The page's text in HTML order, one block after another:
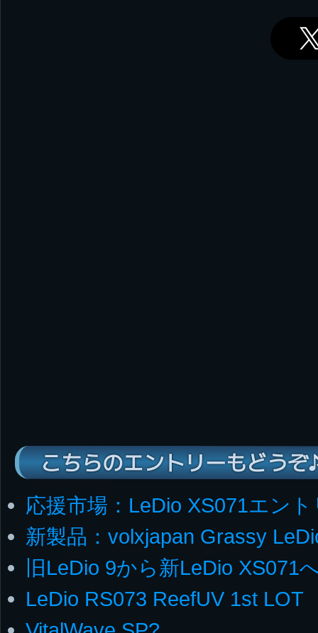
こちらのエントリーもどうぞ
応援市場：LeDio XS071エン
新製品：volxjapan Grassy
旧LeDio 9から新LeDio XS071
LeDio RS073 ReefUV 1st LOT